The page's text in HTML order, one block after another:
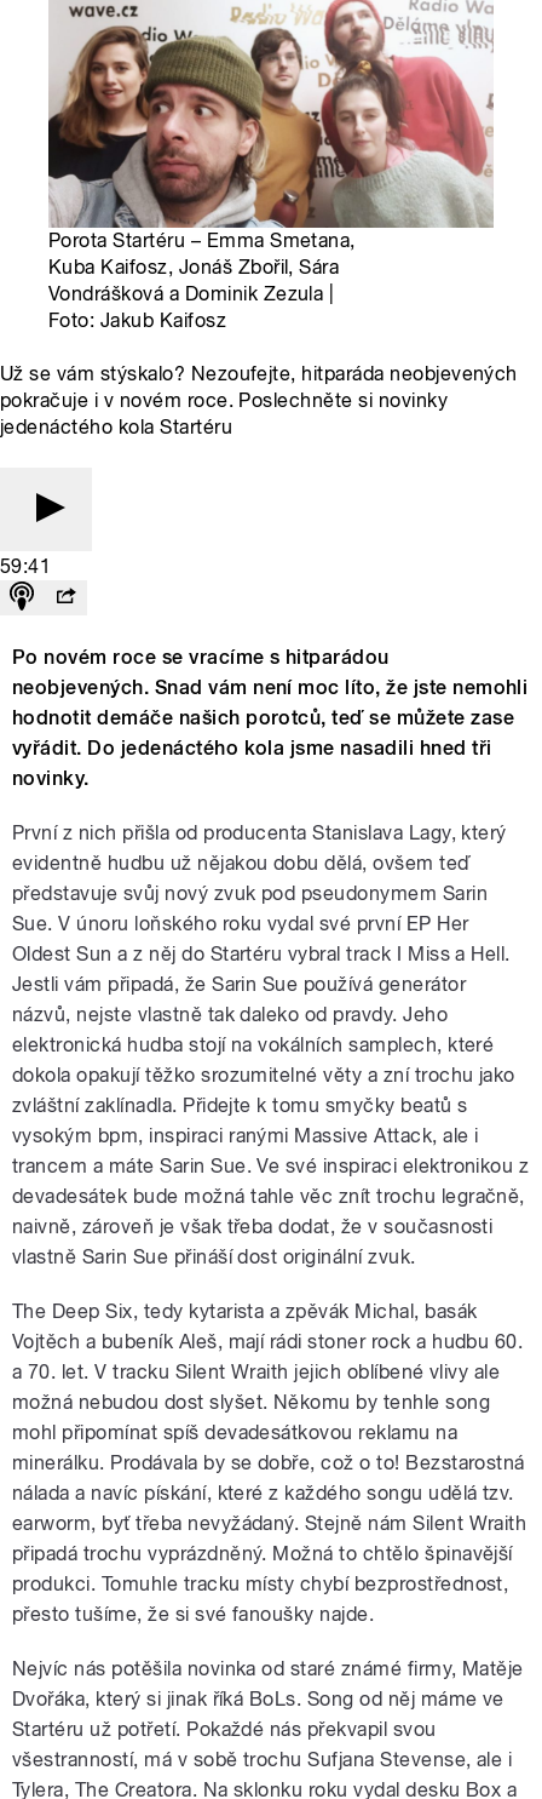
Porota Startéru – Emma Smetana,
Kuba Kaifosz, Jonáš Zbořil, Sára
Vondrášková a Dominik Zezula |
Foto: Jakub Kaifosz
Už se vám stýskalo? Nezoufejte, hitparáda neobjevených
pokračuje i v novém roce. Poslechněte si novinky
jedenáctého kola Startéru
59:41
Po novém roce se vracíme s hitparádou
neobjevených. Snad vám není moc líto, že jste nemohli
hodnotit demáče našich porotců, teď se můžete zase
vyřádit. Do jedenáctého kola jsme nasadili hned tři
novinky.
První z nich přišla od producenta Stanislava Lagy, který
evidentně hudbu už nějakou dobu dělá, ovšem teď
představuje svůj nový zvuk pod pseudonymem Sarin
Sue. V únoru loňského roku vydal své první EP Her
Oldest Sun a z něj do Startéru vybral track I Miss a Hell.
Jestli vám připadá, že Sarin Sue používá generátor
názvů, nejste vlastně tak daleko od pravdy. Jeho
elektronická hudba stojí na vokálních samplech, které
dokola opakují těžko srozumitelné věty a zní trochu jako
zvláštní zaklínadla. Přidejte k tomu smyčky beatů s
vysokým bpm, inspiraci ranými Massive Attack, ale i
trancem a máte Sarin Sue. Ve své inspiraci elektronikou z
devadesátek bude možná tahle věc znít trochu legračně,
naivně, zároveň je však třeba dodat, že v současnosti
vlastně Sarin Sue přináší dost originální zvuk.
The Deep Six, tedy kytarista a zpěvák Michal, basák
Vojtěch a bubeník Aleš, mají rádi stoner rock a hudbu 60.
a 70. let. V tracku Silent Wraith jejich oblíbené vlivy ale
možná nebudou dost slyšet. Někomu by tenhle song
mohl připomínat spíš devadesátkovou reklamu na
minerálku. Prodávala by se dobře, což o to! Bezstarostná
nálada a navíc pískání, které z každého songu udělá tzv.
earworm, byť třeba nevyžádaný. Stejně nám Silent Wraith
připadá trochu vyprázdněný. Možná to chtělo špinavější
produkci. Tomuhle tracku místy chybí bezprostřednost,
přesto tušíme, že si své fanoušky najde.
Nejvíc nás potěšila novinka od staré známé firmy, Matěje
Dvořáka, který si jinak říká BoLs. Song od něj máme ve
Startéru už potřetí. Pokaždé nás překvapil svou
všestranností, má v sobě trochu Sufjana Stevense, ale i
Tylera, The Creatora. Na sklonku roku vydal desku Box a